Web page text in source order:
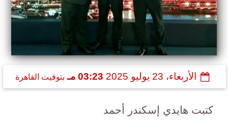
الأربعاء، 23 يوليو 2025 03:23 مـ بتوقيت القاهرة
كتبت هايدي إسكندر أحمد